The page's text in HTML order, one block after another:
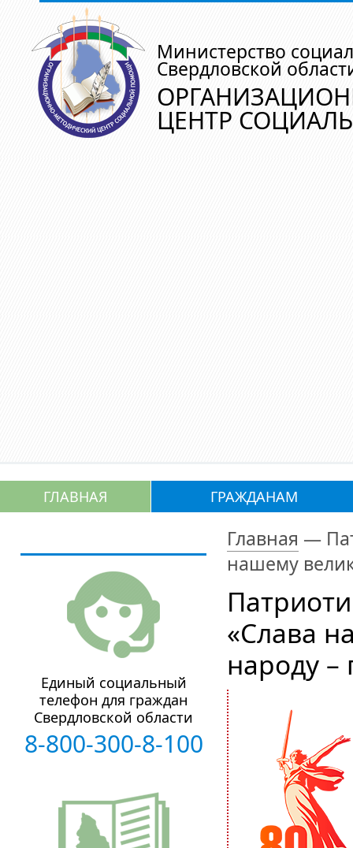
Министерство
Свердловской
ЦЕНТР
ГЛАВНАЯ ГРАЖДАНАМ
Главная —
нашему
«Слава
народу –
Единый социальный
телефон для граждан
Свердловской области
8-800-300-8-100